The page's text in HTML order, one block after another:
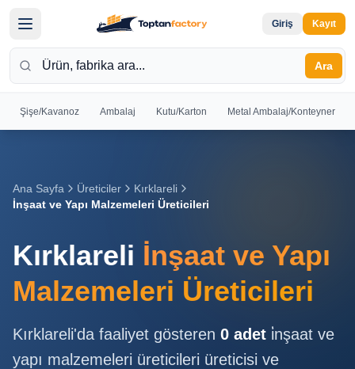
Giriş Kayıt
Ara
Şişe/Kavanoz Ambalaj Kutu/Karton Metal Ambalaj/Konteyner
Giriş yapın
veya kayıt
Giriş
Kayıt
Ana
Ana Sayfa Üreticiler
Kırklareli
İnşaat ve Yapı Malzemeleri Üreticileri
Kırklareli İnşaat ve Yapı
Malzemeleri Üreticileri
Kırklareli'da faaliyet gösteren 0 adet i̇nşaat ve
yapı malzemeleri üreticileri üreticisi ve